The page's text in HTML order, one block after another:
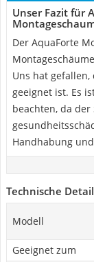
Unser Fazit für
Der AquaForte
Uns hat
geeignet ist. Es
beachten, da
Handhabung
Technische
Modell
Geeignet zum